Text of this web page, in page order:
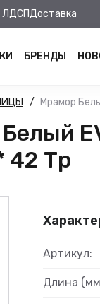
ЛДСПДоставка
БРЕНДЫ
Мрамор
42 Тр
Артикул:
Длина